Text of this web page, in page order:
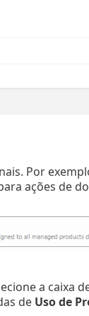
Por
ações de
a caixa
de Uso de